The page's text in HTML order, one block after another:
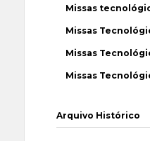
Missas
Missas
Missas
Missas
Arquivo Histórico